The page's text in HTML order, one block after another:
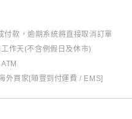
付款，逾期系統將直接取消訂單
作天(不含例假日及休市)
外買家[順豐到付運費 / EMS]